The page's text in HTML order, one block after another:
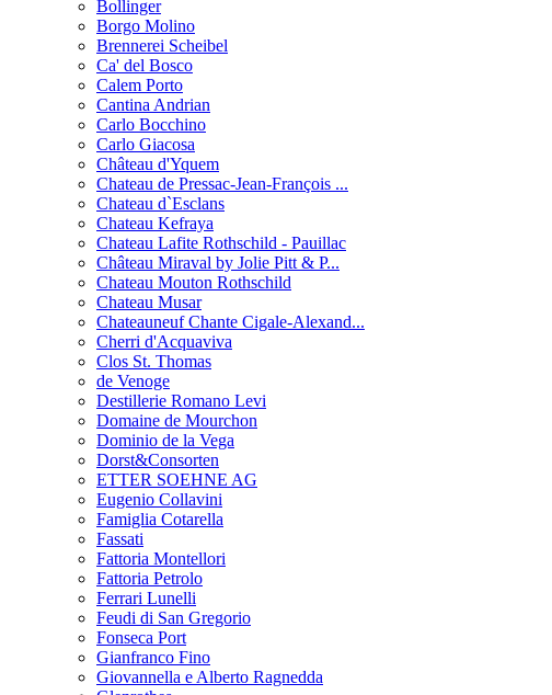
Bollinger
Borgo Molino
Brennerei Scheibel
Ca' del Bosco
Calem Porto
Cantina Andrian
Carlo Bocchino
Carlo Giacosa
Château d'Yquem
Chateau de Pressac-Jean-François ...
Chateau d`Esclans
Chateau Kefraya
Chateau Lafite Rothschild - Pauillac
Château Miraval by Jolie Pitt & P...
Chateau Mouton Rothschild
Chateau Musar
Chateauneuf Chante Cigale-Alexand...
Cherri d'Acquaviva
Clos St. Thomas
de Venoge
Destillerie Romano Levi
Domaine de Mourchon
Dominio de la Vega
Dorst&Consorten
ETTER SOEHNE AG
Eugenio Collavini
Famiglia Cotarella
Fassati
Fattoria Montellori
Fattoria Petrolo
Ferrari Lunelli
Feudi di San Gregorio
Fonseca Port
Gianfranco Fino
Giovannella e Alberto Ragnedda